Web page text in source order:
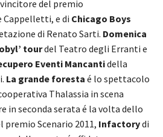
del premio
Cappelletti, e di Chicago Boys
di Renato Sarti. Domenica
tourdel Teatro degli Erranti e
Eventi Mancantidella
La grande foresta é lo spettacolo
Thalassia in scena
in seconda serata é la volta dello
Scenario 2011, Infactorydi